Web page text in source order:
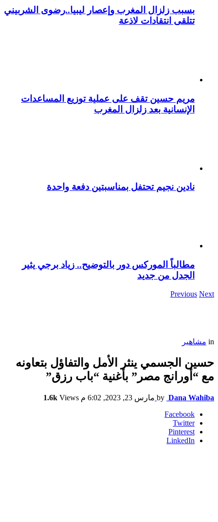
بسبب زلزال المغرب وإعصار ليبيا..رضوى الشربيني
تتلقى انتقادات لاذعة
مريم حسين تقف على عملية توزيع المساعدات
الإنسانية بعد زلزال المغرب
نادين نجيم تحتفل بمناسبتين دفعة واحدة
مطالباً الموركس دور بالتوضيح.. زياد برجي يثير
الجدل من جديد
Previous Next
in مشاهير
حسين الجسمي ينثر الأمل والتفاؤل بتعاونه
مع “أورانج مصر” بأغنية “باب رزق”
by Dana Wahiba مارس 23, 2023, 6:02 م 1.6k Views
Facebook
Twitter
Pinterest
LinkedIn